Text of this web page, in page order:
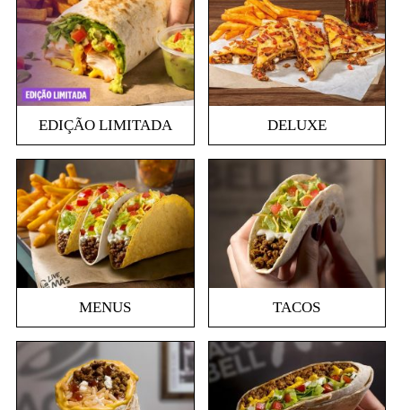
EDIÇÃO LIMITADA DELUXE
MENUS TACOS